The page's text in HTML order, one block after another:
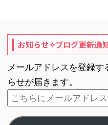
お知らせ✧ブログ更新通
メールアドレスを登録
らせが届きます。